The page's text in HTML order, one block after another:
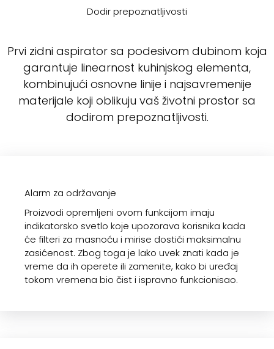
Dodir prepoznatljivosti
Prvi zidni aspirator sa podesivom dubinom koja
garantuje linearnost kuhinjskog elementa,
kombinujući osnovne linije i najsavremenije
materijale koji oblikuju vaš životni prostor sa
dodirom prepoznatljivosti.
Alarm za održavanje
Proizvodi opremljeni ovom funkcijom imaju
indikatorsko svetlo koje upozorava korisnika kada
će filteri za masnoću i mirise dostići maksimalnu
zasićenost. Zbog toga je lako uvek znati kada je
vreme da ih operete ili zamenite, kako bi uređaj
tokom vremena bio čist i ispravno funkcionisao.